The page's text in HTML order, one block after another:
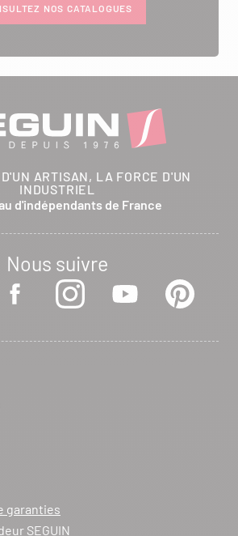
NOS CATALOGUES
ARTISAN, LA FORCE D'UN
INDUSTRIEL
d'indépendants de France
Nous suivre
garanties
SEGUIN